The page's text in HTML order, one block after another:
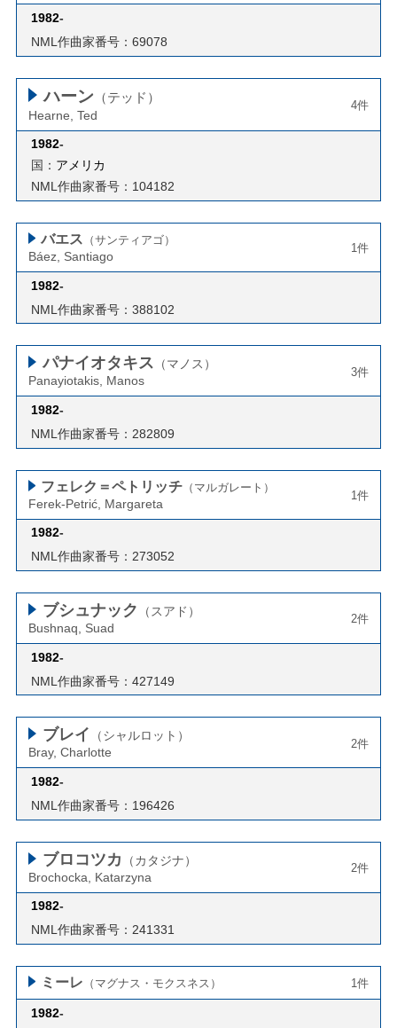
1982-
NML作曲家番号：69078
ハーン （テッド）
Hearne, Ted
4件
1982-
国： アメリカ
NML作曲家番号：104182
バエス （サンティアゴ）
Báez, Santiago
1件
1982-
NML作曲家番号：388102
パナイオタキス （マノス）
Panayiotakis, Manos
3件
1982-
NML作曲家番号：282809
フェレク＝ペトリッチ （マルガレート）
Ferek-Petrić, Margareta
1件
1982-
NML作曲家番号：273052
ブシュナック （スアド）
Bushnaq, Suad
2件
1982-
NML作曲家番号：427149
ブレイ （シャルロット）
Bray, Charlotte
2件
1982-
NML作曲家番号：196426
ブロコツカ （カタジナ）
Brochocka, Katarzyna
2件
1982-
NML作曲家番号：241331
ミーレ （マグナス・モクスネス） 1件
1982-